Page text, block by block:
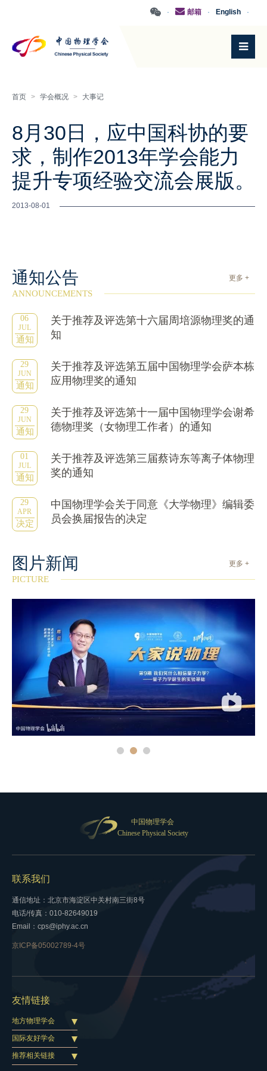
·
English
·
邮箱
·
首页 > 学会概况 > 大事记
8月30日，应中国科协的要
求，制作2013年学会能力
提升专项经验交流会展版。
2013-08-01
通知公告 更多 +
ANNOUNCEMENTS
06
JUL
通知
关于推荐及评选第十六届周培源物理奖的通
知
29
JUN
通知
关于推荐及评选第五届中国物理学会萨本栋
应用物理奖的通知
29
JUN
通知
关于推荐及评选第十一届中国物理学会谢希
德物理奖（女物理工作者）的通知
01
JUL
通知
关于推荐及评选第三届蔡诗东等离子体物理
奖的通知
29
APR
决定
中国物理学会关于同意《大学物理》编辑委
员会换届报告的决定
更多 +
图片新闻
PICTURE
中国物理学会
Chinese Physical Society
联系我们
通信地址：北京市海淀区中关村南三街8号
电话/传真：010-82649019
Email：cps@iphy.ac.cn
京ICP备05002789-4号
友情链接
地方物理学会
国际友好学会
推荐相关链接